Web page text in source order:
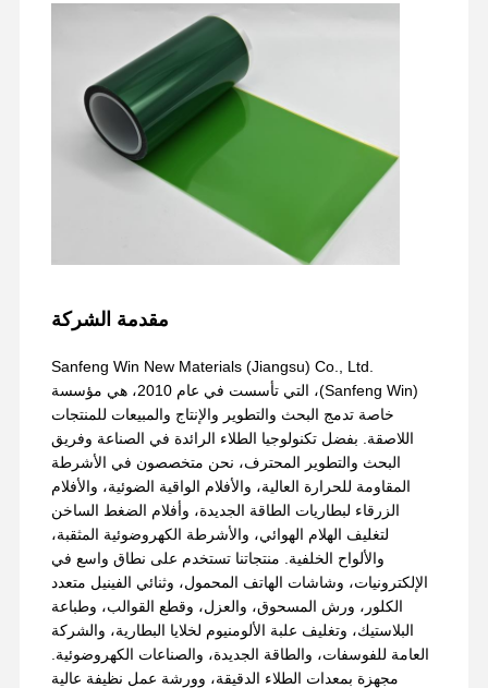
مقدمة الشركة
Sanfeng Win New Materials (Jiangsu) Co., Ltd.
(Sanfeng Win)، التي تأسست في عام 2010، هي مؤسسة
خاصة تدمج البحث والتطوير والإنتاج والمبيعات للمنتجات
اللاصقة. بفضل تكنولوجيا الطلاء الرائدة في الصناعة وفريق
البحث والتطوير المحترف، نحن متخصصون في الأشرطة
المقاومة للحرارة العالية، والأفلام الواقية الضوئية، والأفلام
الزرقاء لبطاريات الطاقة الجديدة، وأفلام الضغط الساخن
لتغليف الهلام الهوائي، والأشرطة الكهروضوئية المثقبة،
والألواح الخلفية. منتجاتنا تستخدم على نطاق واسع في
الإلكترونيات، وشاشات الهاتف المحمول، وثنائي الفينيل متعدد
الكلور، ورش المسحوق، والعزل، وقطع القوالب، وطباعة
البلاستيك، وتغليف علبة الألومنيوم لخلايا البطارية، والشركة
العامة للفوسفات، والطاقة الجديدة، والصناعات الكهروضوئية.
مجهزة بمعدات الطلاء الدقيقة، وورشة عمل نظيفة عالية